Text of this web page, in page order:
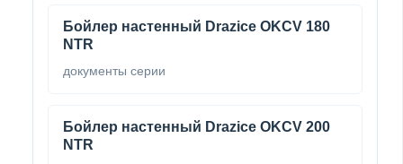
Бойлер настенный Drazice OKCV 180
NTR
документы серии
Бойлер настенный Drazice OKCV 200
NTR